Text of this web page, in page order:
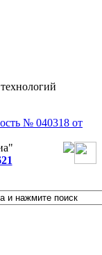
№ 040318 от
Вас!
Вам